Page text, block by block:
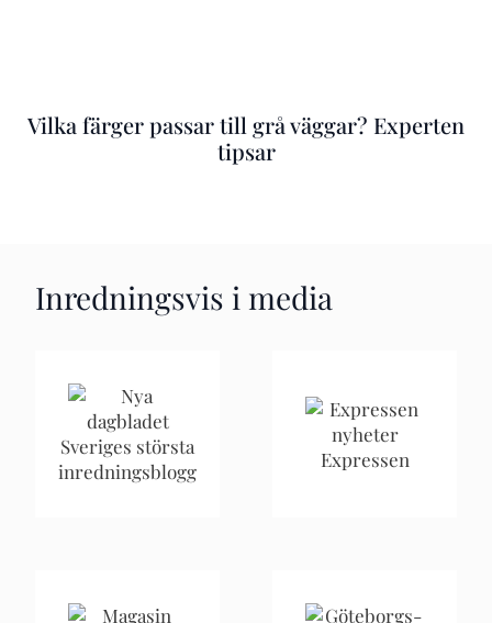
Vilka färger passar till grå väggar? Experten
tipsar
Inredningsvis i media
Sveriges största
inredningsblogg
Expressen